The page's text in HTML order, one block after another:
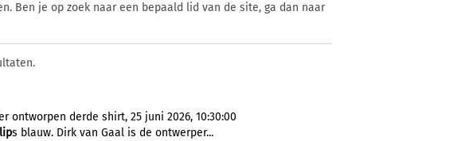
Ben je op zoek naar een bepaald lid van de site, ga dan naar
ontworpen derde shirt, 25 juni 2026, 10:30:00
s blauw. Dirk van Gaal is de ontwerper...